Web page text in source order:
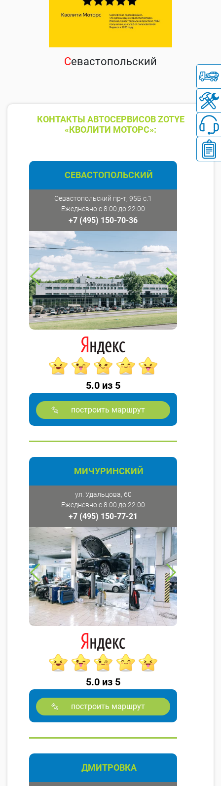
Севастопольский
КОНТАКТЫ АВТОСЕРВИСОВ ZOTYE
«КВОЛИТИ МОТОРС»:
СЕВАСТОПОЛЬСКИЙ
Севастопольский пр-т, 95Б с.1
Ежедневно с 8:00 до 22:00
+7 (495) 150-70-36
5.0 из 5
построить маршрут
МИЧУРИНСКИЙ
ул. Удальцова, 60
Ежедневно с 8:00 до 22:00
+7 (495) 150-77-21
5.0 из 5
построить маршрут
ДМИТРОВКА